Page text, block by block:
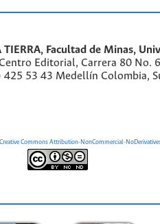
TIERRA, Facultad de Minas,
Editorial, Carrera 80 No.
53 43 Medellín Colombia,
Creative Commons Attribution-NonCommercial-